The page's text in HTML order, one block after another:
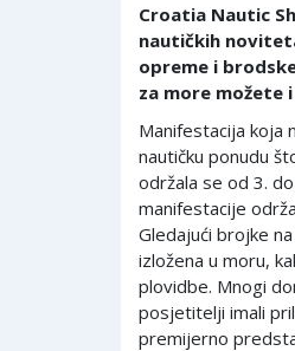
Croatia Nautic
nautičkih
opreme i
za more
Manifestacija koja
nautičku ponudu
održala se od 3.
manifestacije
Gledajući brojke
izložena u moru,
plovidbe. Mnogi
posjetitelji imali
premijerno